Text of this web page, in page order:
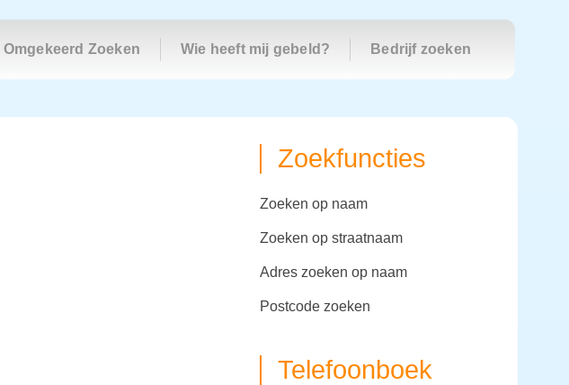
Omgekeerd Zoeken Wie heeft mij gebeld? Bedrijf zoeken
Zoekfuncties
zoeken op naam
zoeken op straatnaam
adres zoeken op naam
postcode zoeken
Telefoonboek